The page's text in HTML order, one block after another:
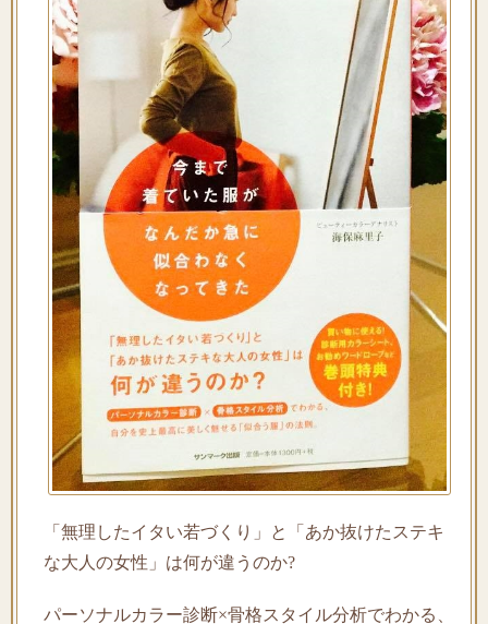
「無理したイタい若づくり」と「あか抜けたステキ
な大人の女性」は何が違うのか?
パーソナルカラー診断×骨格スタイル分析でわかる、